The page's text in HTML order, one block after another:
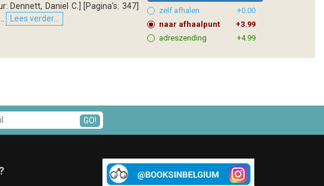
Dennett, Daniel C.] [Pagina's: 347]
Lees verder...
zelf afhalen
+0.00
naar afhaalpunt
+3.99
adreszending
+4.99
GO!